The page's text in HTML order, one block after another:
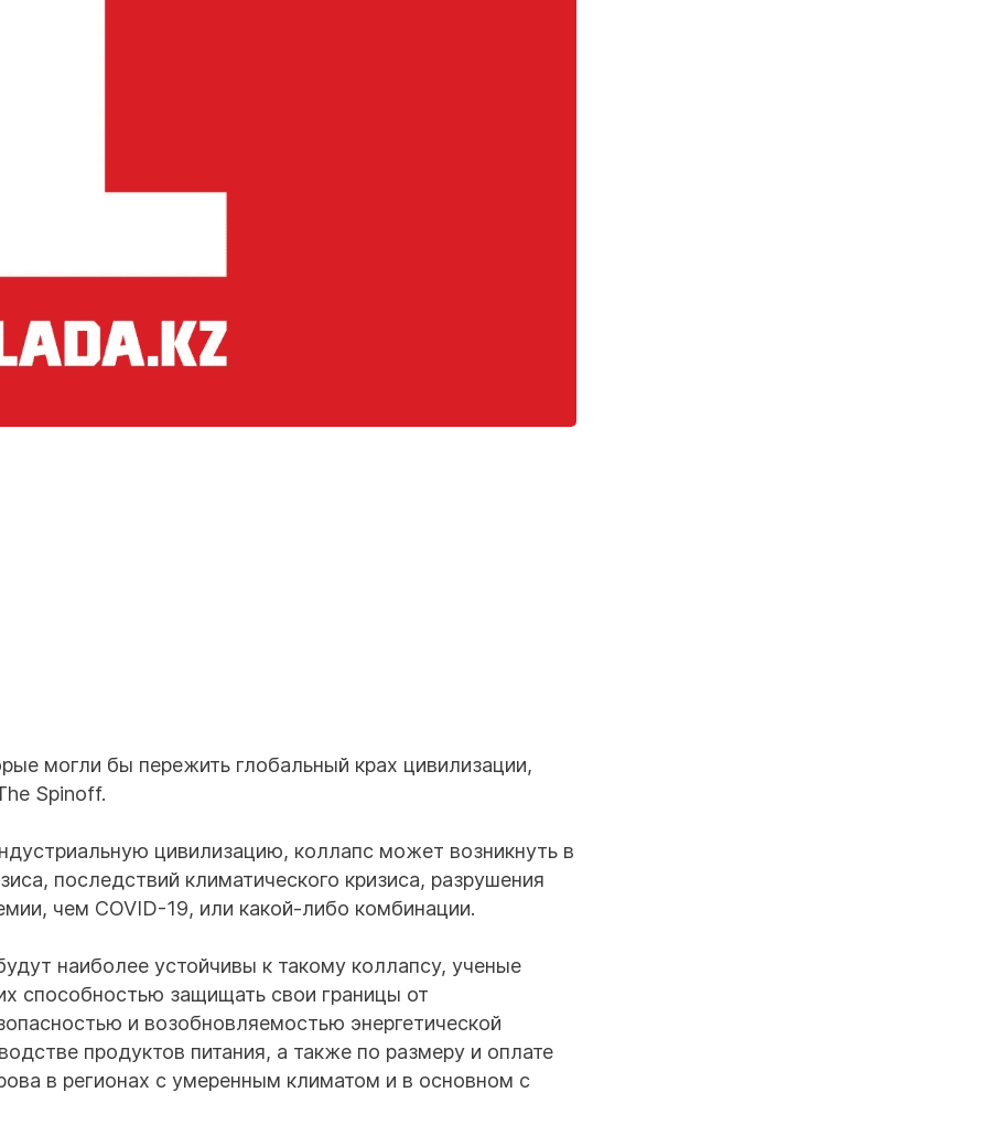
могли бы пережить глобальный крах цивилизации,
Spinoff.
цивилизацию, коллапс может возникнуть в
последствий климатического кризиса, разрушения
чем COVID-19, или какой-либо комбинации.
наиболее устойчивы к такому коллапсу, ученые
способностью защищать свои границы от
и возобновляемостью энергетической
продуктов питания, а также по размеру и оплате
в регионах с умеренным климатом и в основном с